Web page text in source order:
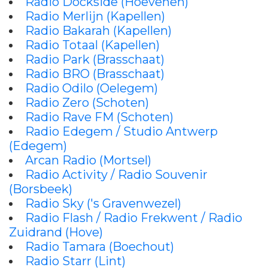
Radio Merlijn (Kapellen)
Radio Bakarah (Kapellen)
Radio Totaal (Kapellen)
Radio Park (Brasschaat)
Radio BRO (Brasschaat)
Radio Odilo (Oelegem)
Radio Zero (Schoten)
Radio Rave FM (Schoten)
Radio Edegem / Studio Antwerp
(Edegem)
Arcan Radio (Mortsel)
Radio Activity / Radio Souvenir
(Borsbeek)
Radio Sky ('s Gravenwezel)
Radio Flash / Radio Frekwent / Radio
Zuidrand (Hove)
Radio Tamara (Boechout)
Radio Starr (Lint)